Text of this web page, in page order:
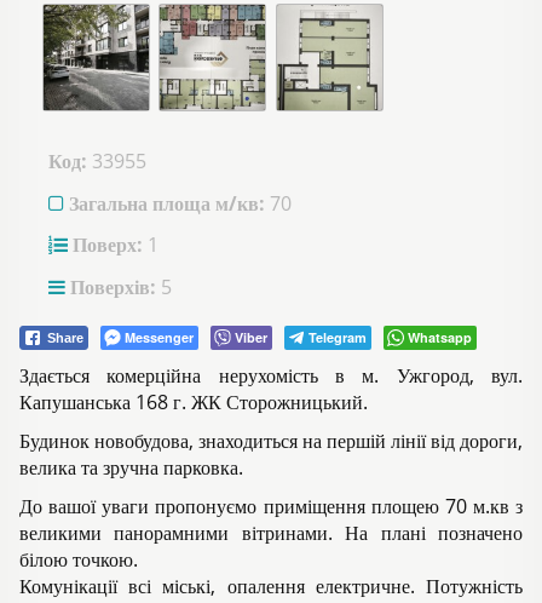
Код: 33955
Загальна площа м/кв: 70
Поверх: 1
Поверхів: 5
Share Messenger Viber Telegram Whatsapp
Здається комерційна нерухомість в м. Ужгород, вул.
Капушанська 168 г. ЖК Сторожницький.
Будинок новобудова, знаходиться на першій лінії від дороги,
велика та зручна парковка.
До вашої уваги пропонуємо приміщення площею 70 м.кв з
великими панорамними вітринами. На плані позначено
білою точкою.
Комунікації всі міські, опалення електричне. Потужність